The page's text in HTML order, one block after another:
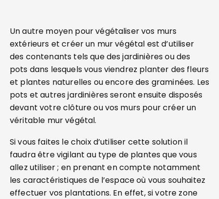
Un autre moyen pour végétaliser vos murs
extérieurs et créer un mur végétal est d’utiliser
des contenants tels que des jardinières ou des
pots dans lesquels vous viendrez planter des fleurs
et plantes naturelles ou encore des graminées. Les
pots et autres jardinières seront ensuite disposés
devant votre clôture ou vos murs pour créer un
véritable mur végétal.
Si vous faites le choix d’utiliser cette solution il
faudra être vigilant au type de plantes que vous
allez utiliser ; en prenant en compte notamment
les caractéristiques de l’espace où vous souhaitez
effectuer vos plantations. En effet, si votre zone